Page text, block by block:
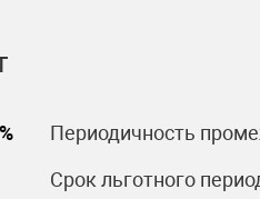
Периодичность
Срок льготного